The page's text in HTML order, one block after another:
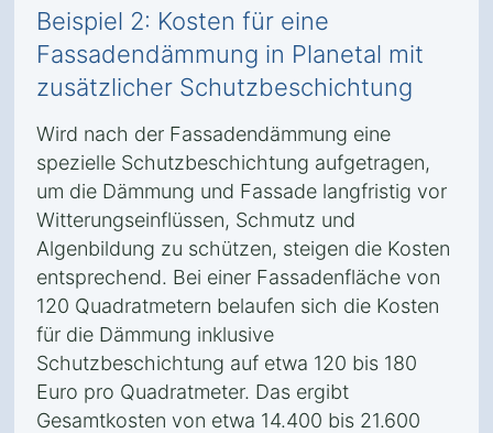
Beispiel 2: Kosten für eine
Fassadendämmung in Planetal mit
zusätzlicher Schutzbeschichtung
Wird nach der Fassadendämmung eine
spezielle Schutzbeschichtung aufgetragen,
um die Dämmung und Fassade langfristig vor
Witterungseinflüssen, Schmutz und
Algenbildung zu schützen, steigen die Kosten
entsprechend. Bei einer Fassadenfläche von
120 Quadratmetern belaufen sich die Kosten
für die Dämmung inklusive
Schutzbeschichtung auf etwa 120 bis 180
Euro pro Quadratmeter. Das ergibt
Gesamtkosten von etwa 14.400 bis 21.600